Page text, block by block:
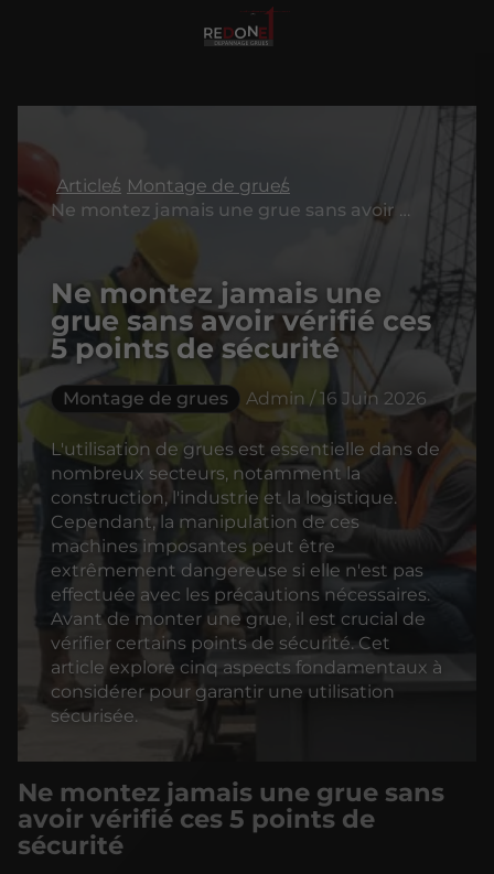
Articles Montage de grues
Ne montez jamais une grue sans avoir vérifié ces 5 points de sécurité
Ne montez jamais une
grue sans avoir vérifié ces
5 points de sécurité
Montage de grues Admin / 16 Juin 2026
L'utilisation de grues est essentielle dans de
nombreux secteurs, notamment la
construction, l'industrie et la logistique.
Cependant, la manipulation de ces
machines imposantes peut être
extrêmement dangereuse si elle n'est pas
effectuée avec les précautions nécessaires.
Avant de monter une grue, il est crucial de
vérifier certains points de sécurité. Cet
article explore cinq aspects fondamentaux à
considérer pour garantir une utilisation
sécurisée.
Ne montez jamais une grue sans
avoir vérifié ces 5 points de
sécurité